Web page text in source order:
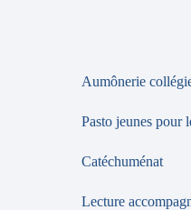
Aumônerie
Pasto jeunes pour
Catéchuménat
Lecture